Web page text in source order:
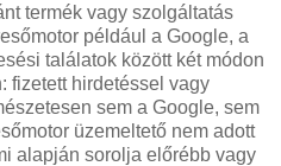
termék vagy szolgáltatás
például a Google, a
találatok között két módon
fizetett hirdetéssel vagy
sem a Google, sem
üzemeltető nem adott
alapján sorolja előrébb vagy